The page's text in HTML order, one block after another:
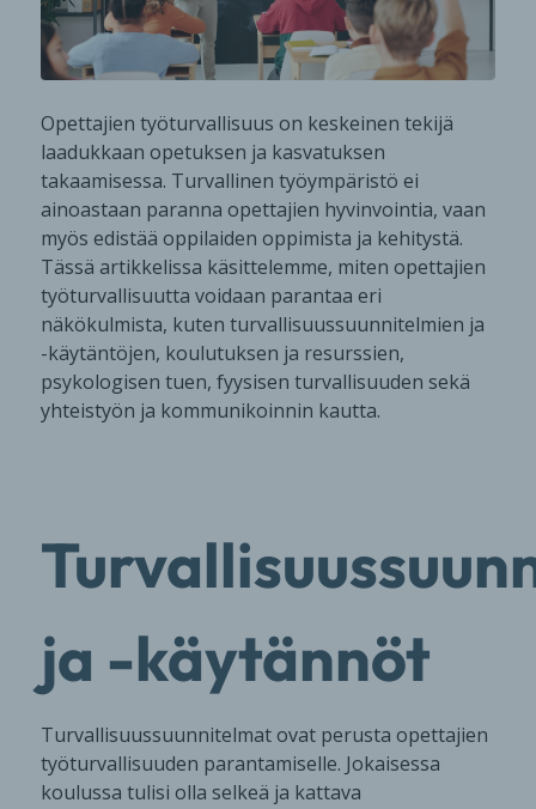
Opettajien työturvallisuus on keskeinen tekijä
laadukkaan opetuksen ja kasvatuksen
takaamisessa. Turvallinen työympäristö ei
ainoastaan paranna opettajien hyvinvointia, vaan
myös edistää oppilaiden oppimista ja kehitystä.
Tässä artikkelissa käsittelemme, miten opettajien
työturvallisuutta voidaan parantaa eri
näkökulmista, kuten turvallisuussuunnitelmien ja
-käytäntöjen, koulutuksen ja resurssien,
psykologisen tuen, fyysisen turvallisuuden sekä
yhteistyön ja kommunikoinnin kautta.
ja -käytännöt
Turvallisuussuunnitelmat ovat perusta opettajien
työturvallisuuden parantamiselle. Jokaisessa
koulussa tulisi olla selkeä ja kattava